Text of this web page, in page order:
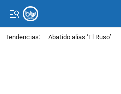
Tendencias: Abatido alias ‘El Ruso’